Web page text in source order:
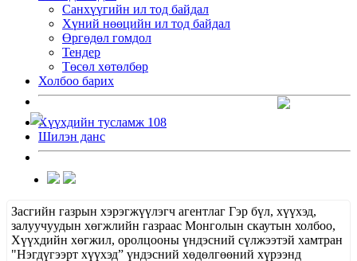
Санхүүгийн ил тод байдал
Хүний нөөцийн ил тод байдал
Өргөдөл гомдол
Тендер
Төсөл хөтөлбөр
Холбоо барих
Хүүхдийн тусламж 108
Шилэн данс
Засгийн газрын хэрэгжүүлэгч агентлаг Гэр бүл, хүүхэд,
залуучуудын хөгжлийн газраас Монголын скаутын холбоо,
Хүүхдийн хөгжил, оролцооны үндэсний сүлжээтэй хамтран
"Нэгдүгээрт хүүхэд” үндэсний хөдөлгөөний хүрээнд